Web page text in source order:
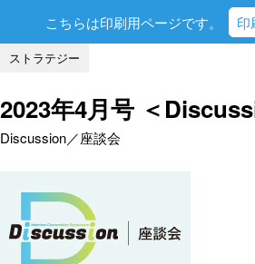
こちらは印刷用ページです。 印
ストラテジー
2023年4月号 ＜
Discussion／座談会